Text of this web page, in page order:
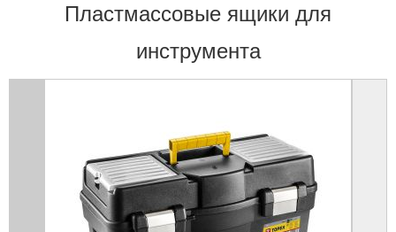
Пластмассовые ящики для
инструмента